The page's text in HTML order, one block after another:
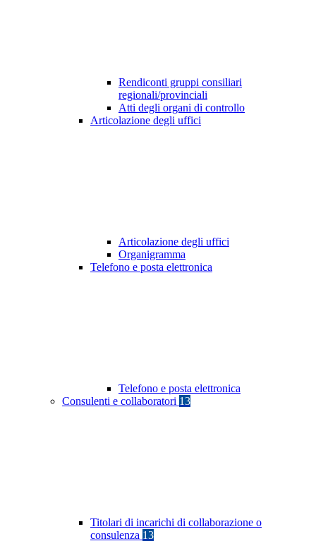
Rendiconti gruppi consiliari
regionali/provinciali
Atti degli organi di controllo
Articolazione degli uffici
Articolazione degli uffici
Organigramma
Telefono e posta elettronica
Telefono e posta elettronica
Consulenti e collaboratori 13
Titolari di incarichi di collaborazione o
consulenza 13